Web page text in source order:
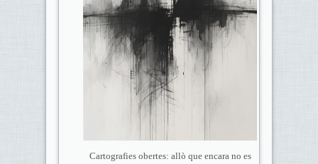
Cartografies obertes: allò que encara no es